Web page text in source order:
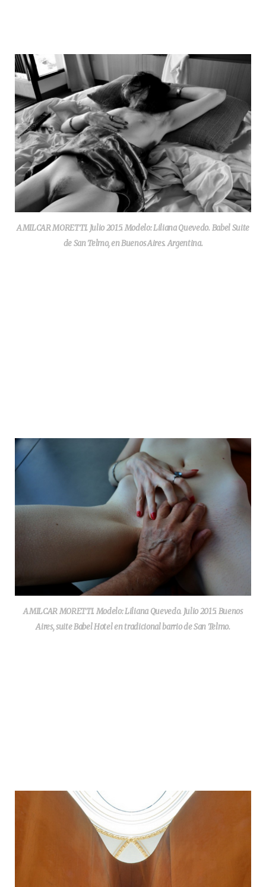
AMILCAR MORETTI. Julio 2015. Modelo: Liliana Quevedo. Babel Suite
de San Telmo, en Buenos Aires. Argentina.
AMILCAR MORETTI. Modelo: Liliana Quevedo. Julio 2015. Buenos
Aires, suite Babel Hotel en tradicional barrio de San Telmo.